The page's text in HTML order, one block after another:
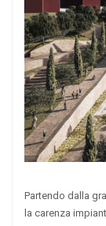
Partendo dalla
la carenza